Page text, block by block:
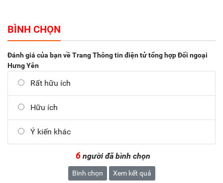
BÌNH CHỌN
Đánh giá của bạn về Trang Thông tin điện tử tổng hợp Đối ngoại
Hưng Yên
Rất hữu ích
Hữu ích
Ý kiến khác
6 người đã bình chọn
Bình chọn Xem kết quả